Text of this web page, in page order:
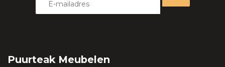
Puurteak Meubelen